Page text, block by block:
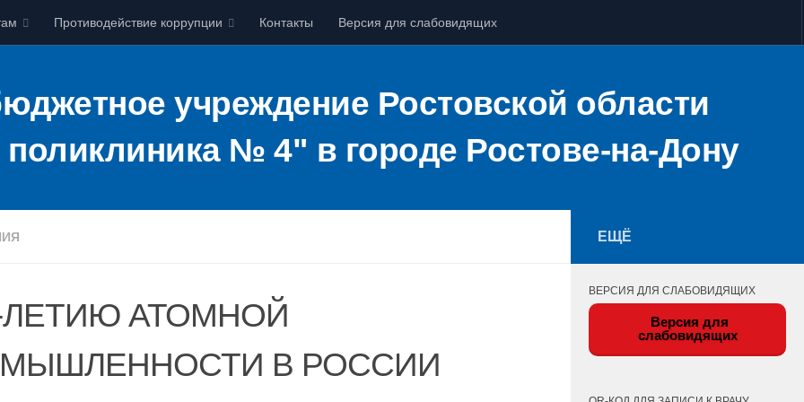
Противодействие коррупции Контакты Версия для слабовидящих
учреждение Ростовской области
поликлиника № 4" в городе Ростове-на-Дону
ЛЕТИЮ АТОМНОЙ
В РОССИИ
ЕЩЁ
ВЕРСИЯ ДЛЯ СЛАБОВИДЯЩИХ
Версия для
слабовидящих